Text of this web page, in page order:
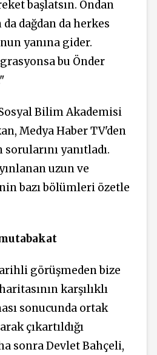
başlatsın. Ondan
da dağdan da herkes
yanına gider.
bu Önder
Bilim Akademisi
Medya Haber TV'den
yanıtladı.
uzun ve
bazı bölümleri özetle
görüşmeden bize
karşılıklı
sonucunda ortak
çıkartıldığı
sonra Devlet Bahçeli,